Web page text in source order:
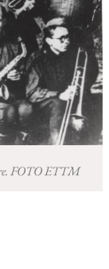
FOTO ETTM